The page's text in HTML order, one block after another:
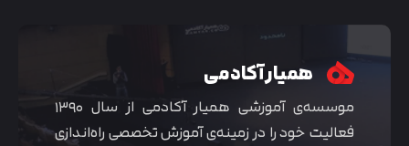
همیار آکادمی
موسسه‌ی آموزشی همیار آکادمی از سال ۱۳۹۰
فعالیت خود را در زمینه‌ی آموزش تخصصی راه‌اندازی